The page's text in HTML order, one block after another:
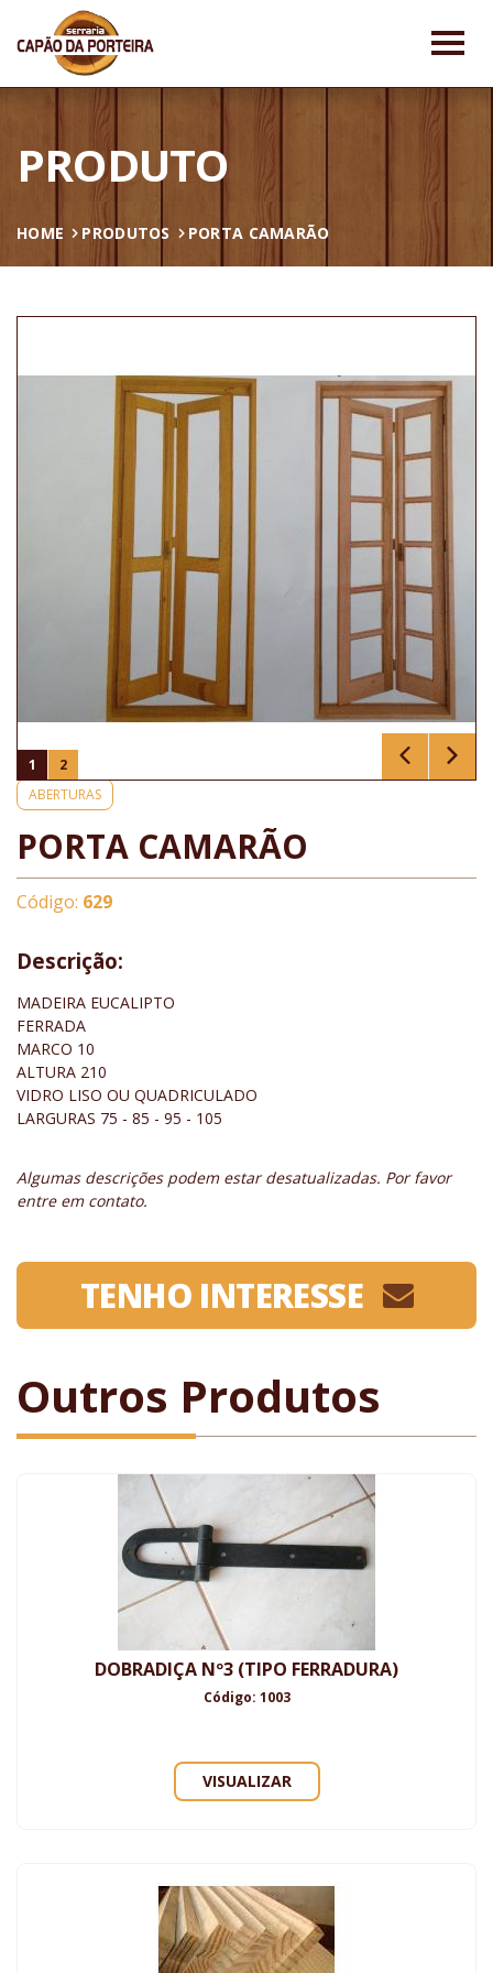
PRODUTO
HOME PRODUTOS PORTA CAMARÃO
1
2
ABERTURAS
PORTA CAMARÃO
Código: 629
Descrição:
MADEIRA EUCALIPTO
FERRADA
MARCO 10
ALTURA 210
VIDRO LISO OU QUADRICULADO
LARGURAS 75 - 85 - 95 - 105
Algumas descrições podem estar desatualizadas. Por favor
entre em contato.
TENHO INTERESSE
Outros Produtos
DOBRADIÇA Nº3 (TIPO FERRADURA)
Código: 1003
VISUALIZAR